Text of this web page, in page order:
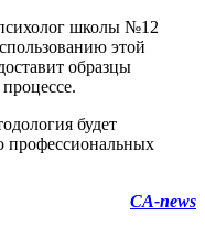
школы №12
этой
образцы
будет
профессиональных
CA-news